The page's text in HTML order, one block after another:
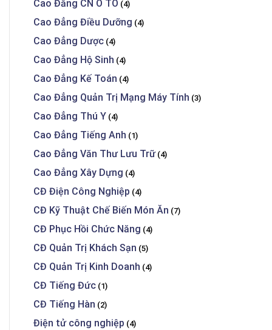
Cao Đẳng CN Ô TÔ (4)
Cao Đẳng Điều Dưỡng (4)
Cao Đẳng Dược (4)
Cao Đẳng Hộ Sinh (4)
Cao Đẳng Kế Toán (4)
Cao Đẳng Quản Trị Mạng Máy Tính (3)
Cao Đẳng Thú Y (4)
Cao Đẳng Tiếng Anh (1)
Cao Đẳng Văn Thư Lưu Trữ(4)
Cao Đẳng Xây Dựng (4)
CĐ Điện Công Nghiệp (4)
CĐ Kỹ Thuật Chế Biến Món Ăn (7)
CĐ Phục Hồi Chức Năng (4)
CĐ Quản Trị Khách Sạn (5)
CĐ Quản Trị Kinh Doanh (4)
CĐ Tiếng Đức (1)
CĐ Tiếng Hàn (2)
Điện tử công nghiệp (4)